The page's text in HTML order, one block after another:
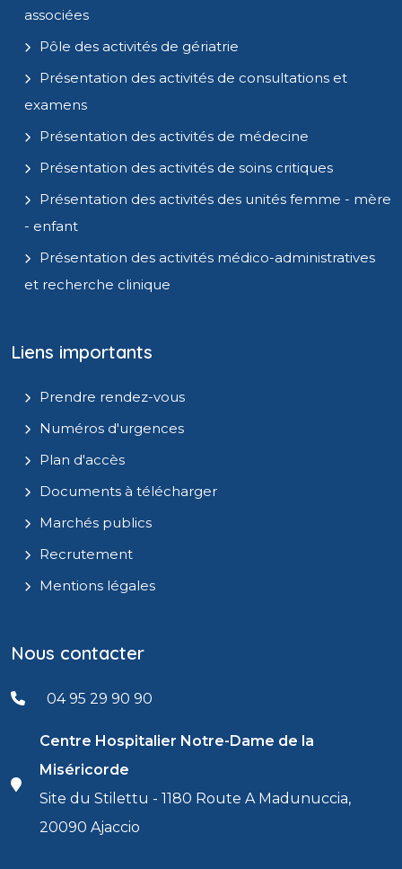
associées
Pôle des activités de gériatrie
Présentation des activités de consultations et
examens
Présentation des activités de médecine
Présentation des activités de soins critiques
Présentation des activités des unités femme - mère
- enfant
Présentation des activités médico-administratives
et recherche clinique
Liens importants
Prendre rendez-vous
Numéros d'urgences
Plan d'accès
Documents à télécharger
Marchés publics
Recrutement
Mentions légales
Nous contacter
04 95 29 90 90
Centre Hospitalier Notre-Dame de la
Miséricorde
Site du Stilettu - 1180 Route A Madunuccia,
20090 Ajaccio